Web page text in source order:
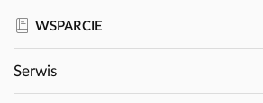
WSPARCIE
Serwis